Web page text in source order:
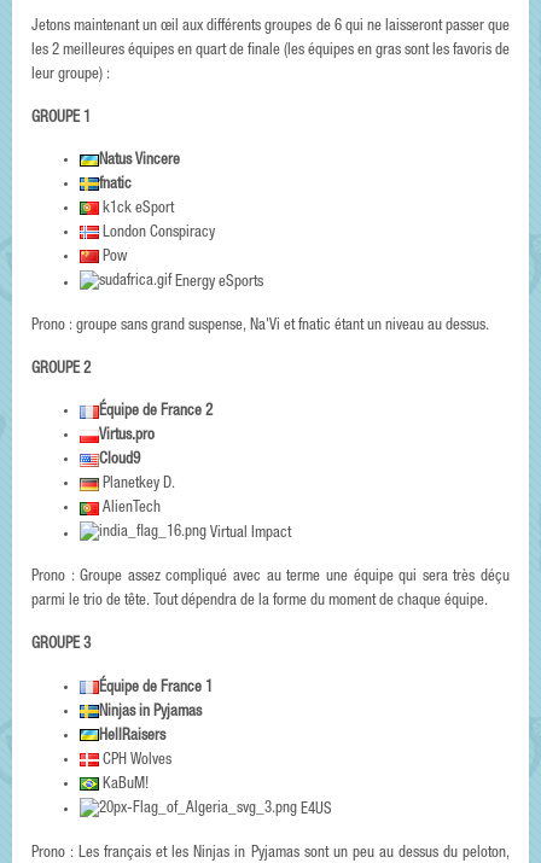
Jetons maintenant un œil aux différents groupes de 6 qui ne laisseront passer que
les 2 meilleures équipes en quart de finale (les équipes en gras sont les favoris de
leur groupe) :
GROUPE 1
Natus Vincere
fnatic
k1ck eSport
London Conspiracy
Pow
Energy eSports
Prono : groupe sans grand suspense, Na'Vi et fnatic étant un niveau au dessus.
GROUPE 2
Équipe de France 2
Virtus.pro
Cloud9
Planetkey D.
AlienTech
Virtual Impact
Prono : Groupe assez compliqué avec au terme une équipe qui sera très déçu
parmi le trio de tête. Tout dépendra de la forme du moment de chaque équipe.
GROUPE 3
Équipe de France 1
Ninjas in Pyjamas
HellRaisers
CPH Wolves
KaBuM!
E4US
Prono : Les français et les Ninjas in Pyjamas sont un peu au dessus du peloton,